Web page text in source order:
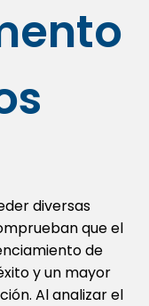
diversas
que el
de
y un mayor
Al analizar el